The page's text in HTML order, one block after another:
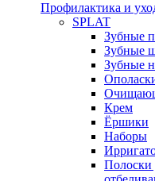
Профилактика и
SPLAT
Зубные
Зубные
Зубные
Крем
Ёршики
Наборы
Полоски